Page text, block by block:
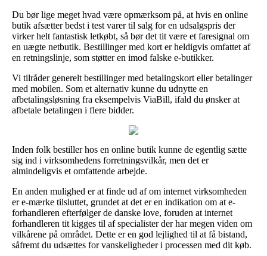
Du bør lige meget hvad være opmærksom på, at hvis en online
butik afsætter bedst i test varer til salg for en udsalgspris der
virker helt fantastisk letkøbt, så bør det tit være et faresignal om
en uægte netbutik. Bestillinger med kort er heldigvis omfattet af
en retningslinje, som støtter en imod falske e-butikker.
Vi tilråder generelt bestillinger med betalingskort eller betalinger
med mobilen. Som et alternativ kunne du udnytte en
afbetalingsløsning fra eksempelvis ViaBill, ifald du ønsker at
afbetale betalingen i flere bidder.
Inden folk bestiller hos en online butik kunne de egentlig sætte
sig ind i virksomhedens forretningsvilkår, men det er
almindeligvis et omfattende arbejde.
En anden mulighed er at finde ud af om internet virksomheden
er e-mærke tilsluttet, grundet at det er en indikation om at e-
forhandleren efterfølger de danske love, foruden at internet
forhandleren tit kigges til af specialister der har megen viden om
vilkårene på området. Dette er en god lejlighed til at få bistand,
såfremt du udsættes for vanskeligheder i processen med dit køb.